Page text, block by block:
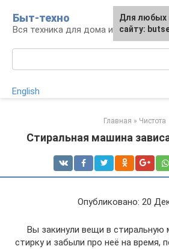
контенту
Быт-техно
Вся техника для дома и сада
English
Главная » Чистота
Стиральная машина
Опубликовано: 20
Вы закинули вещи в стиральную
стирку и забыли про неё на время,
Для любых
сайту: